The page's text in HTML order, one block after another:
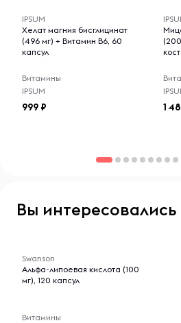
Хранить в недоступном для
использовать, если защитная
Хранить в сухом прохладном
IPSUM
Хелат магния бисглицинат
(496 мг) + Витамин B6, 60
капсул
Витамины
IPSUM
999 1
Вы интересовались
Swanson
Альфа-липоевая кислота (100
мг), 120 капсул
Витамины